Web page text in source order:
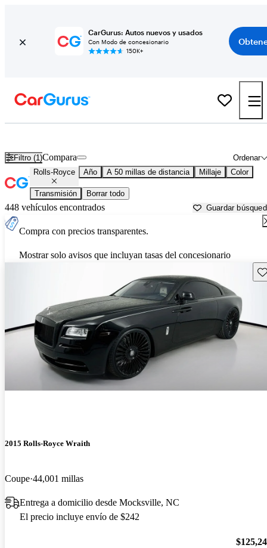
CarGurus: Autos nuevos y usados
Con Modo de concesionario
150K+
Filtro (1) Ordenar
Compara
Rolls-Royce Año A 50 millas de distancia Millaje Color
Transmisión Borrar todo
448 vehículos encontrados Guardar
Compra con precios transparentes.
Mostrar solo avisos que incluyan tasas del concesionario
2015 Rolls-Royce Wraith
Coupe 44,001 millas
Entrega a domicilio desde Mocksville, NC
El precio incluye envío de $242